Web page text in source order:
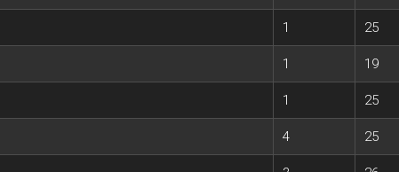
1 25
1 19
1 25
4 25